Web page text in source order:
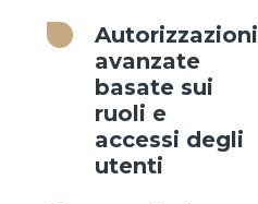
Autorizzazioni
avanzate
basate sui
ruoli e
accessi degli
utenti